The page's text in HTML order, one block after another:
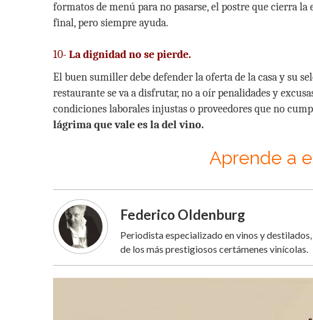
formatos de menú para no pasarse, el postre que cierra
final, pero siempre ayuda.
10- La dignidad no se pierde.
El buen sumiller debe defender la oferta de la casa y su
restaurante se va a disfrutar, no a oír penalidades y
condiciones laborales injustas o proveedores que no
lágrima que vale es la del vino.
Aprende a
Federico Oldenburg
Periodista especializado en vinos y
de los más prestigiosos certámenes vinícolas.